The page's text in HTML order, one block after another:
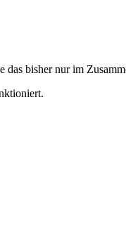
bisher nur im